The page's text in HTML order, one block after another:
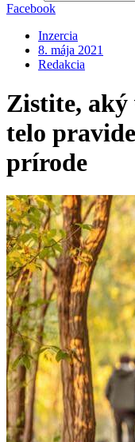
Facebook
Inzercia
8. mája 2021
Redakcia
Zistite, aký
telo
prírode